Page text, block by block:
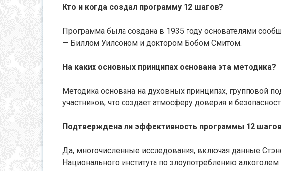
Кто и когда создал программу 12 шагов?
Программа была создана в 1935 году основателями
— Биллом Уилсоном и доктором Бобом Смитом.
На каких основных принципах основана эта методика?
Методика основана на духовных принципах, групповой
участников, что создает атмосферу доверия и
Подтверждена ли эффективность программы 12
Да, многочисленные исследования, включая данные
Национального института по злоупотреблению